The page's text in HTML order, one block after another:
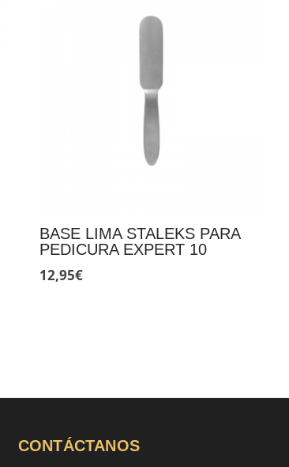
BASE LIMA STALEKS PARA
PEDICURA EXPERT 10
12,95€
CONTÁCTANOS